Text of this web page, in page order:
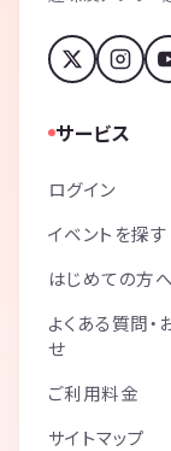
サービス
ログイン
イベントを探す
はじめての方へ
よくある質問・
せ
ご利用料金
サイトマップ